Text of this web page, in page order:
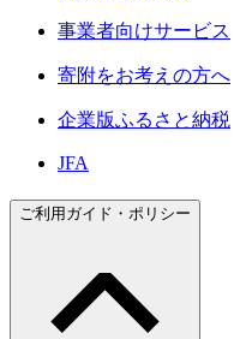
事業者向けサービス
寄附をお考えの方へ
企業版ふるさと納税
JFA
ご利用ガイド・ポリシー